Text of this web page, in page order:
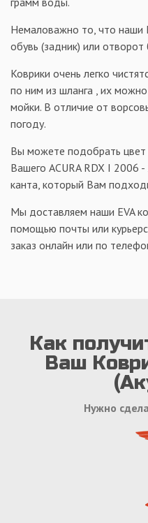
Немаловажно то, что наши
обувь (задник) или отворот
Коврики очень легко
по ним из шланга , их можно
мойки. В отличие от
погоду.
Вы можете подобрать
Вашего ACURA RDX I 2006
канта, который Вам
Мы доставляем наши EVA
помощью почты или
заказ онлайн или по
Как
Ваш
Нужно